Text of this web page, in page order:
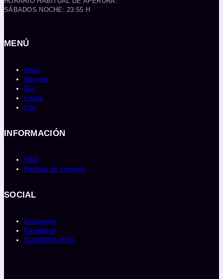
SÁBADOS NOCHE: 23:55 H
MENÚ
Inicio
Agenda
Djs
Listas
Info
INFORMACIÓN
FAQ
Política de cookies
SOCIAL
Instagram
Facebook
SOUNDCLOUD